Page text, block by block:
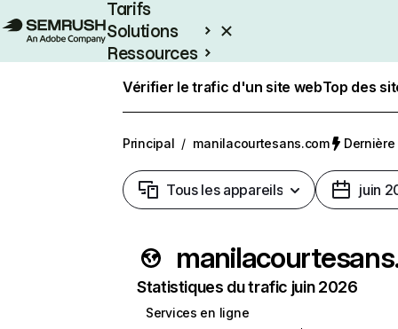
Tarifs
Solutions
Ressources
Vérifier le trafic d'un site webTop des
Principal / manilacourtesans.com
Tous les appareils juin
Statistiques du trafic juin 2026
Services en ligne